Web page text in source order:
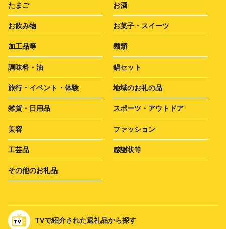
たまご お酒
お飲み物 お菓子・スイーツ
加工品等 麺類
調味料・油 鍋セット
旅行・イベント・体験 地域のお礼の品
雑貨・日用品 スポーツ・アウトドア
美容 ファッション
工芸品 感謝状等
その他のお礼品
TVで紹介された返礼品から探す